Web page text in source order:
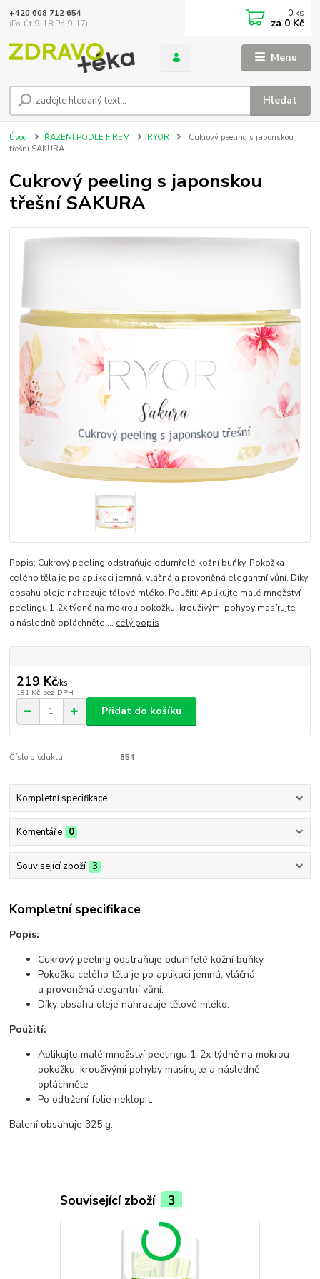
Menu
Hledat
+420 608 712 654
(Po-Čt 9-18,Pá 9-17)
0 ks
za 0 Kč
Úvod ŘAZENÍ PODLE FIREM RYOR
Cukrový peeling s japonskou
třešní SAKURA
Cukrový peeling s japonskou
třešní SAKURA
Popis: Cukrový peeling odstraňuje odumřelé kožní buňky. Pokožka
celého těla je po aplikaci jemná, vláčná a provoněná elegantní vůní. Díky
obsahu oleje nahrazuje tělové mléko. Použití: Aplikujte malé množství
peelingu 1-2x týdně na mokrou pokožku, krouživými pohyby masírujte
a následně opláchněte ... celý popis
219 Kč/ks
181 Kč bez DPH
Přidat do košíku
Číslo produktu: 854
Kompletní specifikace
Komentáře 0
Související zboží 3
Kompletní specifikace
Popis:
Cukrový peeling odstraňuje odumřelé kožní buňky.
Pokožka celého těla je po aplikaci jemná, vláčná
a provoněná elegantní vůní.
Díky obsahu oleje nahrazuje tělové mléko.
Použití:
Aplikujte malé množství peelingu 1-2x týdně na mokrou
pokožku, krouživými pohyby masírujte a následně
opláchněte
Po odtržení folie neklopit.
Balení obsahuje 325 g.
Související zboží 3